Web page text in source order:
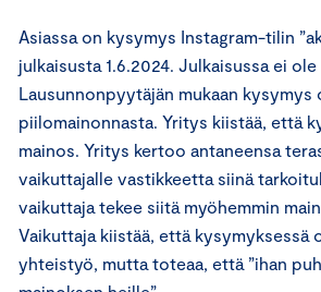
Asiassa on kysymys Instagram-tilin
julkaisusta 1.6.2024. Julkaisussa ei
Lausunnonpyytäjän mukaan kysymys
piilomainonnasta. Yritys kiistää, että
mainos. Yritys kertoo antaneensa
vaikuttajalle vastikkeetta siinä
vaikuttaja tekee siitä myöhemmin
Vaikuttaja kiistää, että kysymyksessä
yhteistyö, mutta toteaa, että ”ihan